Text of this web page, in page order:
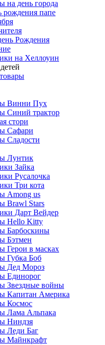
на день города
папе
Рождения
на Хеллоуин
Винни Пух
Синий трактор
стори
Сафари
Сладости
Лунтик
Зайка
Русалочка
Три кота
Among us
Brawl Stars
Дарт Вейдер
Hello Kitty
Барбоскины
Бэтмен
Герои в масках
Губка Боб
Дед Мороз
Единорог
Звездные войны
Капитан Америка
Космос
Лама Альпака
Ниндзя
Леди Баг
Майнкрафт